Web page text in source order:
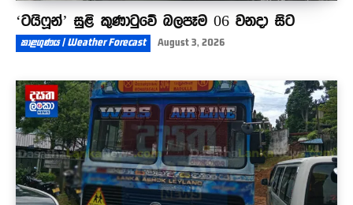
‘ටයිෆූන්’ සුළි කුණාටුවේ බලපෑම 06 වනදා සිට
කාළගුණය | Weather Forecast August 3, 2026